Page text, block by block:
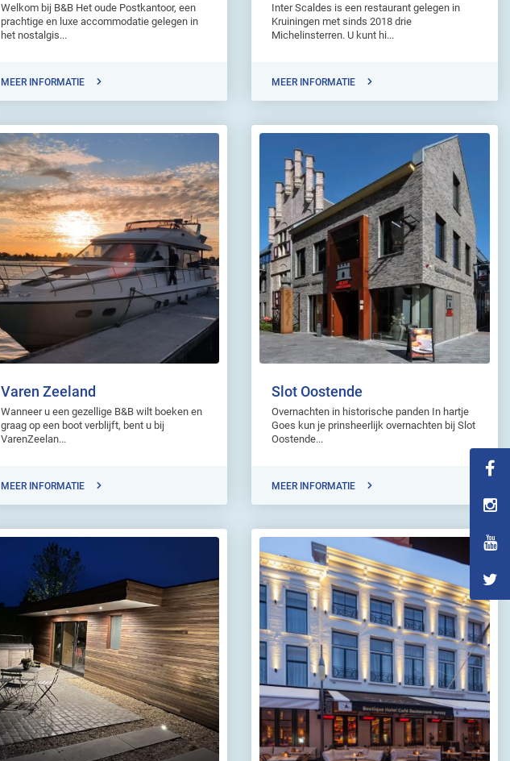
Welkom bij B&B Het oude Postkantoor, een
prachtige en luxe accommodatie gelegen in
het nostalgis...
MEER INFORMATIE
Inter Scaldes is een restaurant gelegen in
Kruiningen met sinds 2018 drie
Michelinsterren. U kunt hi...
MEER INFORMATIE
Varen Zeeland
Wanneer u een gezellige B&B wilt boeken en
graag op een boot verblijft, bent u bij
VarenZeelan...
MEER INFORMATIE
Slot Oostende
Overnachten in historische panden In hartje
Goes kun je prinsheerlijk overnachten bij Slot
Oostende...
MEER INFORMATIE